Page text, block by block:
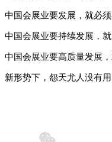
中国会展业要发展，就必须
中国会展业要持续发展，
中国会展业要高质量发展，
新形势下，怨天尤人没有